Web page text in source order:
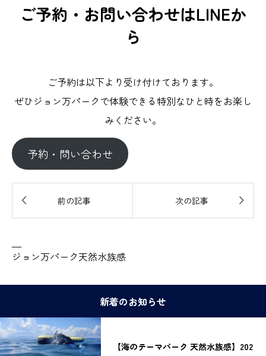
ご予約・お問い合わせはLINEか
ら
ご予約は以下より受け付けております。
ぜひジョン万パークで体験できる特別なひと時をお楽し
みください。
予約・問い合わせ
 前の記事 次の記事 
—
ジョン万パーク天然水族感
新着のお知らせ
【海のテーマパーク 天然水族感】202